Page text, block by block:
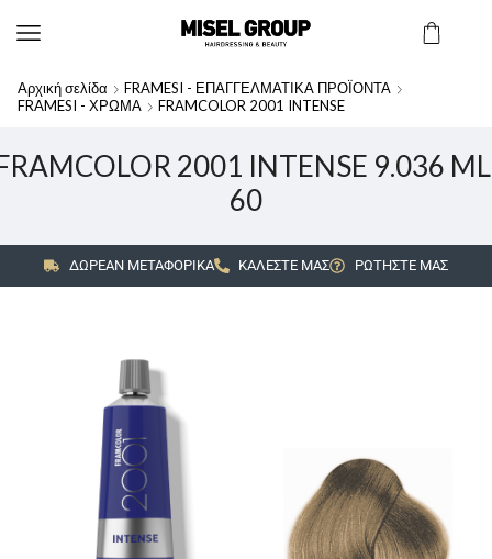
Αρχική σελίδα
FRAMESI - ΕΠΑΓΓΕΛΜΑΤΙΚΑ ΠΡΟΪΟΝΤΑ
FRAMESI - ΧΡΩΜΑ
FRAMCOLOR 2001 INTENSE
2001 INTENSE 9.036
60
ΔΩΡΕΑΝ ΜΕΤΑΦΟΡΙΚΑ ΚΑΛΕΣΤΕ ΜΑΣ ΡΩΤΗΣΤΕ ΜΑΣ